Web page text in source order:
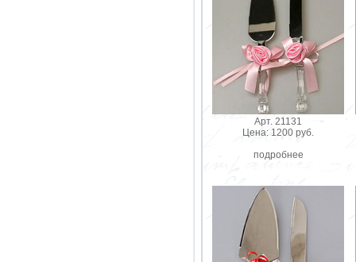
Арт. 21131
Цена: 1200 руб.
подробнее